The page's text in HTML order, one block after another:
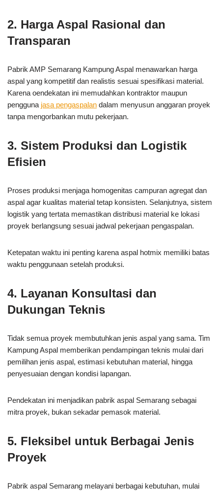
2. Harga Aspal Rasional dan
Transparan
Pabrik AMP Semarang Kampung Aspal menawarkan harga
aspal yang kompetitif dan realistis sesuai spesifikasi material.
Karena oendekatan ini memudahkan kontraktor maupun
pengguna jasa pengaspalan dalam menyusun anggaran proyek
tanpa mengorbankan mutu pekerjaan.
3. Sistem Produksi dan Logistik
Efisien
Proses produksi menjaga homogenitas campuran agregat dan
aspal agar kualitas material tetap konsisten. Selanjutnya, sistem
logistik yang tertata memastikan distribusi material ke lokasi
proyek berlangsung sesuai jadwal pekerjaan pengaspalan.
Ketepatan waktu ini penting karena aspal hotmix memiliki batas
waktu penggunaan setelah produksi.
4. Layanan Konsultasi dan
Dukungan Teknis
Tidak semua proyek membutuhkan jenis aspal yang sama. Tim
Kampung Aspal memberikan pendampingan teknis mulai dari
pemilihan jenis aspal, estimasi kebutuhan material, hingga
penyesuaian dengan kondisi lapangan.
Pendekatan ini menjadikan pabrik aspal Semarang sebagai
mitra proyek, bukan sekadar pemasok material.
5. Fleksibel untuk Berbagai Jenis
Proyek
Pabrik aspal Semarang melayani berbagai kebutuhan, mulai